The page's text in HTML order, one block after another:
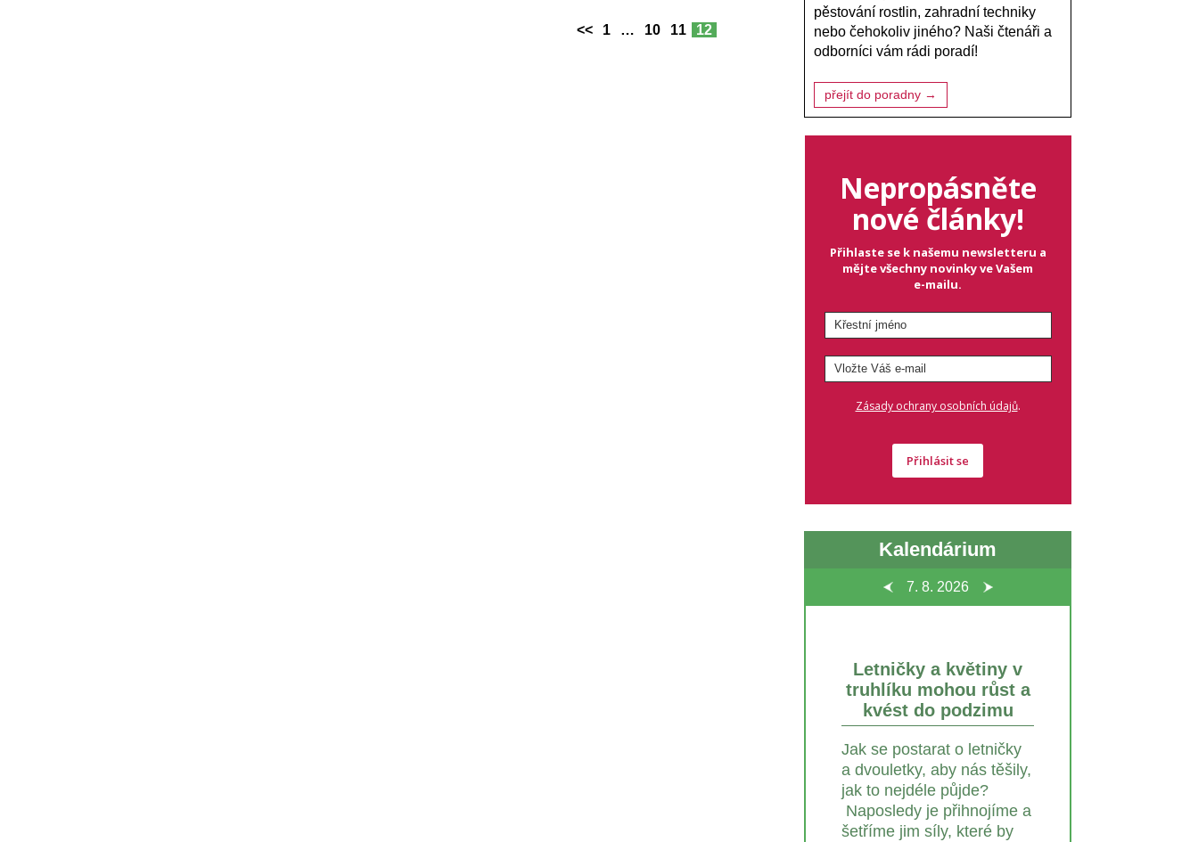
<< 1 … 10 11 12
pěstování rostlin, zahradní techniky
nebo čehokoliv jiného? Naši čtenáři a
odborníci vám rádi poradí!
přejít do poradny →
Nepropásněte
nové články!
Přihlaste se k našemu newsletteru a
mějte všechny novinky ve Vašem
e-mailu.
Zásady ochrany osobních údajů.
Přihlásit se
Kalendárium
7. 8. 2026
Letničky a květiny v
truhlíku mohou růst a
kvést do podzimu
Jak se postarat o letničky
a dvouletky, aby nás těšily,
jak to nejdéle půjde?
Naposledy je přihnojíme a
šetříme jim síly, které by